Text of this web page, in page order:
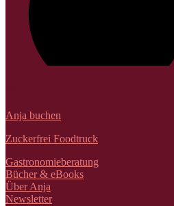
Anja buchen
Zuckerfrei Foodtruck
Gastronomieberatung
Bücher & eBooks
Über Anja
Newsletter